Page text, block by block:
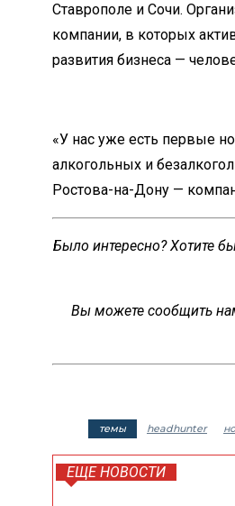
Ставрополе и Сочи.
компании, в которых
развития бизнеса —
«У нас уже есть первые
алкогольных и
Ростова-на-Дону —
Было интересно? Хотите
Вы можете сообщить
темы headhunter
ЕЩЕ НОВОСТИ